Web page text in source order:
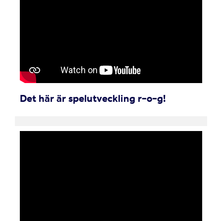
Det här är spelutveckling r-o-g!